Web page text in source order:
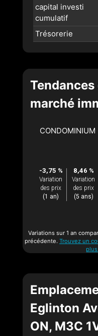
capital investi
cumulatif
Trésorerie
marché
CONDOMINIUM
-3,75 %
Variation
des prix
(1 an)
8,46 %
Variation
des prix
(5 ans)
Variations sur 1 an
précédente. Trouvez un
Eglinton
ON, M3C